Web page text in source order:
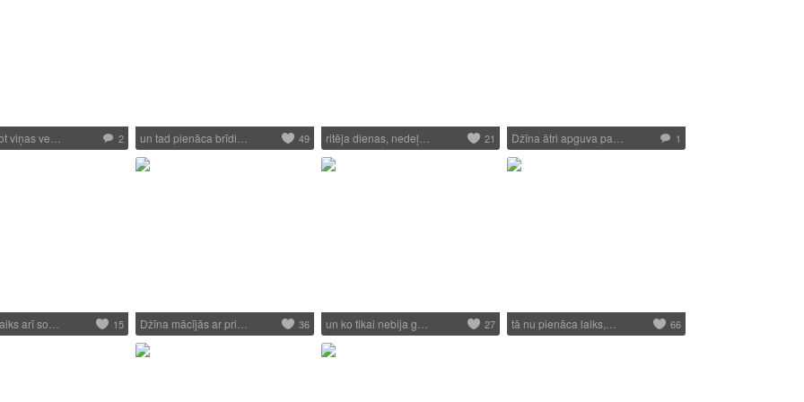
viņas ve… 2 un tad pienāca brīdi… 49 ritēja dienas, nedeļ… 21 Džīna ātri apguva pa… 1
arī so… 15 Džīna mācījās ar pri… 36 un ko tikai nebija g… 27 tā nu pienāca laiks,… 66